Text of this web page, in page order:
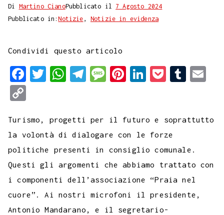
Di Martino CianoPubblicato il 7 Agosto 2024
Pubblicato in:Notizie , Notizie in evidenza
Condividi questo articolo
F
e
b
o
o
k
T
t
t
e
r
W
t
s
A
p
p
T
e
g
r
a
m
M
s
a
g
e
P
t
e
r
e
s
t
L
k
e
d
I
k
e
t
T
b
r
i
p
y
L
i
n
k
Turismo, progetti per il futuro e soprattutto
la volontà di dialogare con le forze
politiche presenti in consiglio comunale.
Questi gli argomenti che abbiamo trattato con
i componenti dell’associazione “Praia nel
cuore”. Ai nostri microfoni il presidente,
Antonio Mandarano, e il segretario-